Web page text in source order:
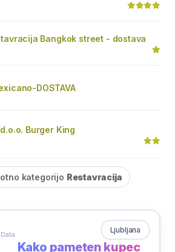
Bangkok street - dostava
DOSTAVA
Burger King
kategorijo Restavracija
Ljubljana
Kako pameten kupec